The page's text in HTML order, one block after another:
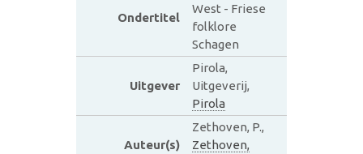
Ondertitel
West - Friese
folklore
Schagen
Uitgever
Pirola,
Uitgeverij,
Pirola
Auteur(s)
Zethoven, P.,
Zethoven,